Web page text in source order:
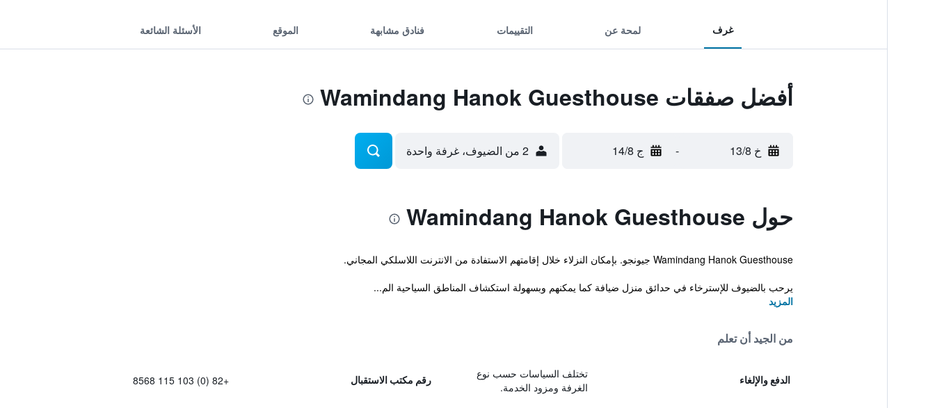
غرف لمحة عن التقييمات فنادق مشابهة الموقع الأسئلة الشائعة
أفضل صفقات Wamindang Hanok Guesthouse
خ 13/8 - ج 14/8 2 من الضيوف، غرفة واحدة
حول Wamindang Hanok Guesthouse
Wamindang Hanok Guesthouse جيونجو. بإمكان النزلاء خلال إقامتهم الاستفادة من الانترنت اللاسلكي المجاني.
يرحب بالضيوف للإسترخاء في حدائق منزل ضيافة كما يمكنهم وبسهولة استكشاف المناطق السياحية الم...
المزيد
من الجيد أن تعلم
الدفع والإلغاء
تختلف السياسات حسب نوع
الغرفة ومزود الخدمة.
رقم مكتب الاستقبال +82 (0) 103 115 8568